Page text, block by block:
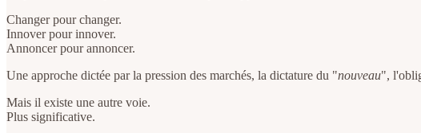
Changer pour changer.
Innover pour innover.
Annoncer pour annoncer.
Une approche dictée par la pression des marchés, la dictature du "nouveau",
Mais il existe une autre voie.
Plus significative.